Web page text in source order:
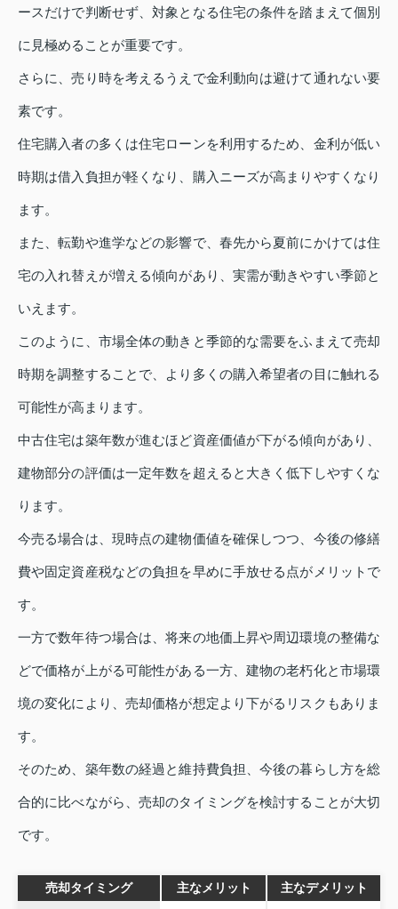
ースだけで判断せず、対象となる住宅の条件を踏まえて個別
に見極めることが重要です。
さらに、売り時を考えるうえで金利動向は避けて通れない要
素です。
住宅購入者の多くは住宅ローンを利用するため、金利が低い
時期は借入負担が軽くなり、購入ニーズが高まりやすくなり
ます。
また、転勤や進学などの影響で、春先から夏前にかけては住
宅の入れ替えが増える傾向があり、実需が動きやすい季節と
いえます。
このように、市場全体の動きと季節的な需要をふまえて売却
時期を調整することで、より多くの購入希望者の目に触れる
可能性が高まります。
中古住宅は築年数が進むほど資産価値が下がる傾向があり、
建物部分の評価は一定年数を超えると大きく低下しやすくな
ります。
今売る場合は、現時点の建物価値を確保しつつ、今後の修繕
費や固定資産税などの負担を早めに手放せる点がメリットで
す。
一方で数年待つ場合は、将来の地価上昇や周辺環境の整備な
どで価格が上がる可能性がある一方、建物の老朽化と市場環
境の変化により、売却価格が想定より下がるリスクもありま
す。
そのため、築年数の経過と維持費負担、今後の暮らし方を総
合的に比べながら、売却のタイミングを検討することが大切
です。
売却タイミング 主なメリット 主なデメリット